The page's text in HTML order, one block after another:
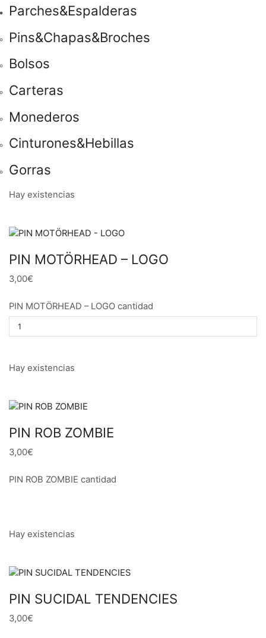
Parches&Espalderas
Pins&Chapas&Broches
Bolsos
Carteras
Monederos
Cinturones&Hebillas
Gorras
Hay existencias
PIN MOTÖRHEAD – LOGO
3,00€
PIN MOTÖRHEAD – LOGO cantidad
Hay existencias
PIN ROB ZOMBIE
3,00€
PIN ROB ZOMBIE cantidad
Hay existencias
PIN SUCIDAL TENDENCIES
3,00€